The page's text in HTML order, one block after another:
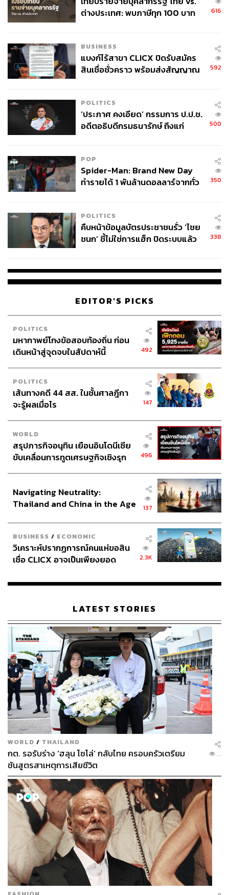
จุดพลิกผันใหญ่คือการแต่งงานกับ ชเวจีฮุน ประธานบริษัท
ไอทีที่ลงเล่นการเมือง เธอกลายเป็นดอกไม้งามประดับข้าง
เวลาเดียวกับที่อีอันนาตัวจริงมาทวงชีวิตคืนด้วยเงินจำนวน
มหาศาล
หลอกไม่แพ้กันคือกลุ่มคนที่ปั้นหน้าซื่อ ยัดเงินใต้โต๊ะ ใช้
อำนาจปกปิดเรื่องแย่ๆ จับมือกันเพื่อรักษาอภิสิทธิ์ของพวก
เขาเอาไว้อย่างเหนียวแน่น แล้วก็ชี้หน้าด่าลูกจ้างของพวกเขา
ว่ายังพยายามไม่มากพอ เช่นชเวจีฮุนที่อาศัยช่องว่างของ
เหยียดหยามลูกจ้างวนเวียนต่อไป
“คนพวกนั้นชอบพร่ำถึงความเชื่อและความยุติธรรม แต่เอา
แล้วพอโดนจับได้ก็ลอยหน้าลอยตาไม่รู้จักอาย”
การร่วงหล่นลงของตัวละครอาจทำให้สังคมเปลี่ยนแปลงไป
มากกว่าที่เป็นอยู่ ด้วยความกลัวว่าสักวันจะถึงตาตัวเอง ถูก
ขุดคุ้ยคำหลอกลวงและประวัติการโกงเข้าเสียเอง
ซึ่งเป็นความตลกร้ายอย่างหนึ่งที่แม้แต่ ฮันจีวอน เพื่อนรุ่นพี่
คนเดียวของยูมีที่ใช้ชีวิตอย่างซื่อสัตย์ มีอุดมการณ์หนักแน่น
อย่างไม่ต้องสงสัย ว่าตามตรงเธอเองก็ใช้ประโยชน์จากการ
ฝากฝังผ่านยูมี จึงได้เข้าไปอยู่ในสำนักข่าวใหญ่เหมือนกัน
ส่วนภาพของคนรายล้อมของยูมีเช่นเลขาฯ เพื่อนมัธยม เพื่อน
พยายามเล่าเพื่อหาเลี้ยงชีวิตอย่างเหน็ดเหนื่อยกันต่อไป ดู
เหมือนว่าบันไดแห่งการเลื่อนสถานะทางสังคม ยังคงสูงเกิน
ตะกายสำหรับคนธรรมดาอยู่ดี
ต่างประเทศ: พบภาษีทุก 100 บาท
616
BUSINESS
แบงก์ไร้สาขา CLICX ปิดรับสมัคร
สินเชื่อชั่วคราว พร้อมส่งสัญญาณ
592
POLITICS
‘ประภาศ คงเอียด’ กรรมการ ป.ป.ช.
อดีตอธิบดีกรมธนารักษ์ ถึงแก่
500
POP
Spider-Man: Brand New Day
ทำรายได้ 1 พันล้านดอลลาร์จากทั่ว
350
POLITICS
คืบหน้าข้อมูลบัตรประชาชนรั่ว ‘ไชย
ชนก’ ชี้ไม่ใช่การแฮ็ก ปิดระบบแล้ว
338
EDITOR'S PICKS
POLITICS
มหากาพย์โกงข้อสอบท้องถิ่น ก่อน
เดินหน้าสู่จุดจบในสัปดาห์นี้
492
POLITICS
เส้นทางคดี 44 สส. ในชั้นศาลฎีกา
จะรู้ผลเมื่อไร
147
WORLD
สรุปภารกิจอนุทิน เยือนอินโดนีเซีย
ขับเคลื่อนการทูตเศรษฐกิจเชิงรุก
496
Navigating Neutrality:
Thailand and China in the Age
137
BUSINESS / ECONOMIC
วิเคราะห์ปรากฏการณ์คนแห่ขอสิน
เชื่อ CLICX อาจเป็นเพียงยอด
เรือนไทยที่ถูกซุกไว้
2.3K
LATEST STORIES
WORLD / THAILAND
กต. รอรับร่าง ‘ฮลุน โซโล่’ กลับไทย ครอบครัวเตรียม
ชันสูตรสาเหตุการเสียชีวิต
...